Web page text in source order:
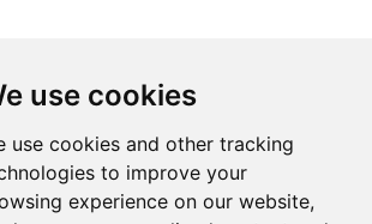
use cookies
use cookies and other tracking
to improve your
experience on our website,